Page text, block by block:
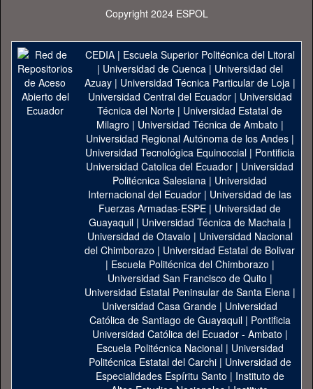
Copyright 2024 ESPOL
CEDIA| Escuela Superior Politécnica del Litoral
| Universidad de Cuenca| Universidad del
Azuay| Universidad Técnica Particular de Loja|
Universidad Central del Ecuador| Universidad
Técnica del Norte | Universidad Estatal de
Milagro | Universidad Técnica de Ambato |
Universidad Regional Autónoma de los Andes|
Universidad Tecnológica Equinoccial| Pontificia
Universidad Catolica del Ecuador | Universidad
Politécnica Salesiana | Universidad
Internacional del Ecuador | Universidad de las
Fuerzas Armadas-ESPE | Universidad de
Guayaquil| Universidad Técnica de Machala|
Universidad de Otavalo | Universidad Nacional
del Chimborazo | Universidad Estatal de Bolivar
| Escuela Politécnica del Chimborazo |
Universidad San Francisco de Quito |
Universidad Estatal Peninsular de Santa Elena|
Universidad Casa Grande | Universidad
Católica de Santiago de Guayaquil| Pontificia
Universidad Católica del Ecuador - Ambato |
Escuela Politécnica Nacional| Universidad
Politécnica Estatal del Carchi| Universidad de
Especialidades Espíritu Santo | Instituto de